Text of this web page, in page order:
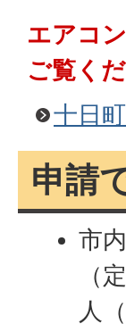
エアコ
ご覧くだ
十日
申請
市
（
人